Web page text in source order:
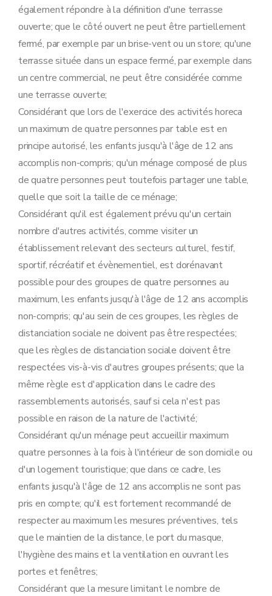
également répondre à la définition d'une terrasse
ouverte; que le côté ouvert ne peut être partiellement
fermé, par exemple par un brise-vent ou un store; qu'une
terrasse située dans un espace fermé, par exemple dans
un centre commercial, ne peut être considérée comme
une terrasse ouverte;
Considérant que lors de l'exercice des activités horeca
un maximum de quatre personnes par table est en
principe autorisé, les enfants jusqu'à l'âge de 12 ans
accomplis non-compris; qu'un ménage composé de plus
de quatre personnes peut toutefois partager une table,
quelle que soit la taille de ce ménage;
Considérant qu'il est également prévu qu'un certain
nombre d'autres activités, comme visiter un
établissement relevant des secteurs culturel, festif,
sportif, récréatif et évènementiel, est dorénavant
possible pour des groupes de quatre personnes au
maximum, les enfants jusqu'à l'âge de 12 ans accomplis
non-compris; qu'au sein de ces groupes, les règles de
distanciation sociale ne doivent pas être respectées;
que les règles de distanciation sociale doivent être
respectées vis-à-vis d'autres groupes présents; que la
même règle est d'application dans le cadre des
rassemblements autorisés, sauf si cela n'est pas
possible en raison de la nature de l'activité;
Considérant qu'un ménage peut accueillir maximum
quatre personnes à la fois à l'intérieur de son domicile ou
d'un logement touristique; que dans ce cadre, les
enfants jusqu'à l'âge de 12 ans accomplis ne sont pas
pris en compte; qu'il est fortement recommandé de
respecter au maximum les mesures préventives, tels
que le maintien de la distance, le port du masque,
l'hygiène des mains et la ventilation en ouvrant les
portes et fenêtres;
Considérant que la mesure limitant le nombre de